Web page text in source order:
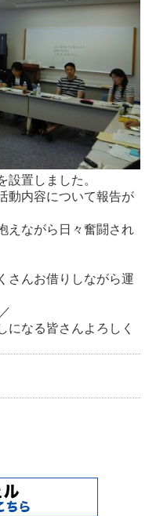
設置しました。
動内容について報告が
えながら日々奮闘され
さんお借りしながら運
になる皆さんよろしく